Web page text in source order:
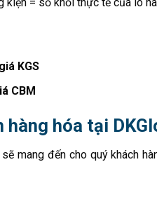
KGS
CBM
hàng hóa tại
mang đến cho quý khách